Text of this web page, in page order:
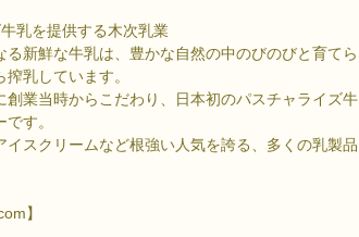
乳を提供する木次乳業
る新鮮な牛乳は、豊かな自然の中のびのびと育てら
乳しています。
創業当時からこだわり、日本初のパスチャライズ牛
す。
イスクリームなど根強い人気を誇る、多くの乳製品
】